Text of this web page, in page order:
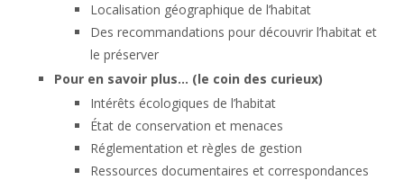
Localisation géographique de l’habitat
Des recommandations pour découvrir l’habitat et
le préserver
Pour en savoir plus… (le coin des curieux)
Intérêts écologiques de l’habitat
État de conservation et menaces
Réglementation et règles de gestion
Ressources documentaires et correspondances